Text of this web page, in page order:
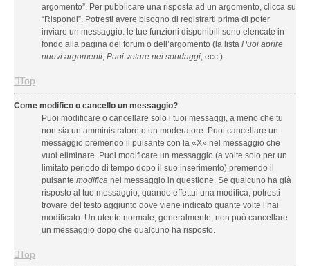
argomento”. Per pubblicare una risposta ad un argomento, clicca su
“Rispondi”. Potresti avere bisogno di registrarti prima di poter
inviare un messaggio: le tue funzioni disponibili sono elencate in
fondo alla pagina del forum o dell’argomento (la lista Puoi aprire
nuovi argomenti, Puoi votare nei sondaggi, ecc.).
Top
Come modifico o cancello un messaggio?
Puoi modificare o cancellare solo i tuoi messaggi, a meno che tu
non sia un amministratore o un moderatore. Puoi cancellare un
messaggio premendo il pulsante con la «X» nel messaggio che
vuoi eliminare. Puoi modificare un messaggio (a volte solo per un
limitato periodo di tempo dopo il suo inserimento) premendo il
pulsante modifica nel messaggio in questione. Se qualcuno ha già
risposto al tuo messaggio, quando effettui una modifica, potresti
trovare del testo aggiunto dove viene indicato quante volte l’hai
modificato. Un utente normale, generalmente, non può cancellare
un messaggio dopo che qualcuno ha risposto.
Top